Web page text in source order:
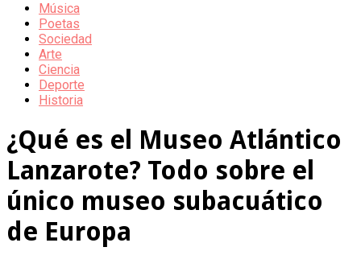
Música
Poetas
Sociedad
Arte
Ciencia
Deporte
Historia
¿Qué es el Museo Atlántico
Lanzarote? Todo sobre el
único museo subacuático
de Europa